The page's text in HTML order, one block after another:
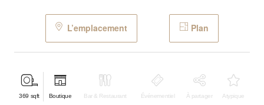
L’emplacement Plan
369 sqft Boutique Bar & Restaurant Événementiel À partager Atypique